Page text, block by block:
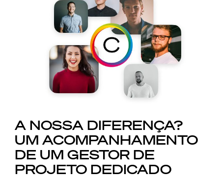
A NOSSA DIFERENÇA?
UM ACOMPANHAMENTO
DE UM GESTOR DE
PROJETO DEDICADO